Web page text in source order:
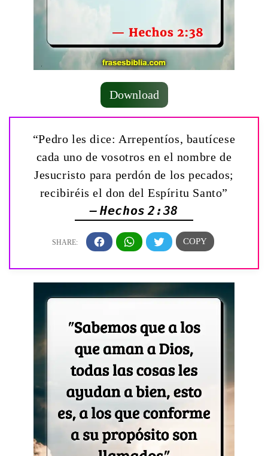
Download
“Pedro les dice: Arrepentíos, bautícese
cada uno de vosotros en el nombre de
Jesucristo para perdón de los pecados;
recibiréis el don del Espíritu Santo”
— Hechos 2:38